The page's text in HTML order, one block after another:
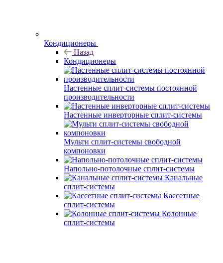
Кондиционеры
Назад
Кондиционеры
Настенные сплит-системы постоянной
производительности
Настенные инверторные сплит-системы
Мульти сплит-системы свободной
компоновки
Напольно-потолочные сплит-системы
Канальные
сплит-системы
Кассетные
сплит-системы
Колонные
сплит-системы